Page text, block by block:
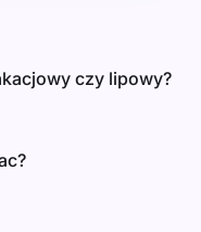
czy lipowy?